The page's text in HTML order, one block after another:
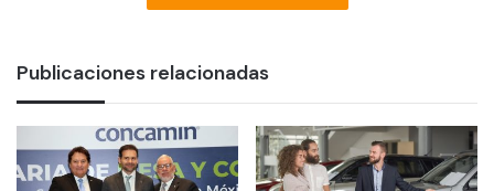
Publicaciones relacionadas